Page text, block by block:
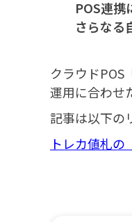
POS連携
さらなる
クラウドPOS
運用に合わせ
記事は以下の
トレカ値札